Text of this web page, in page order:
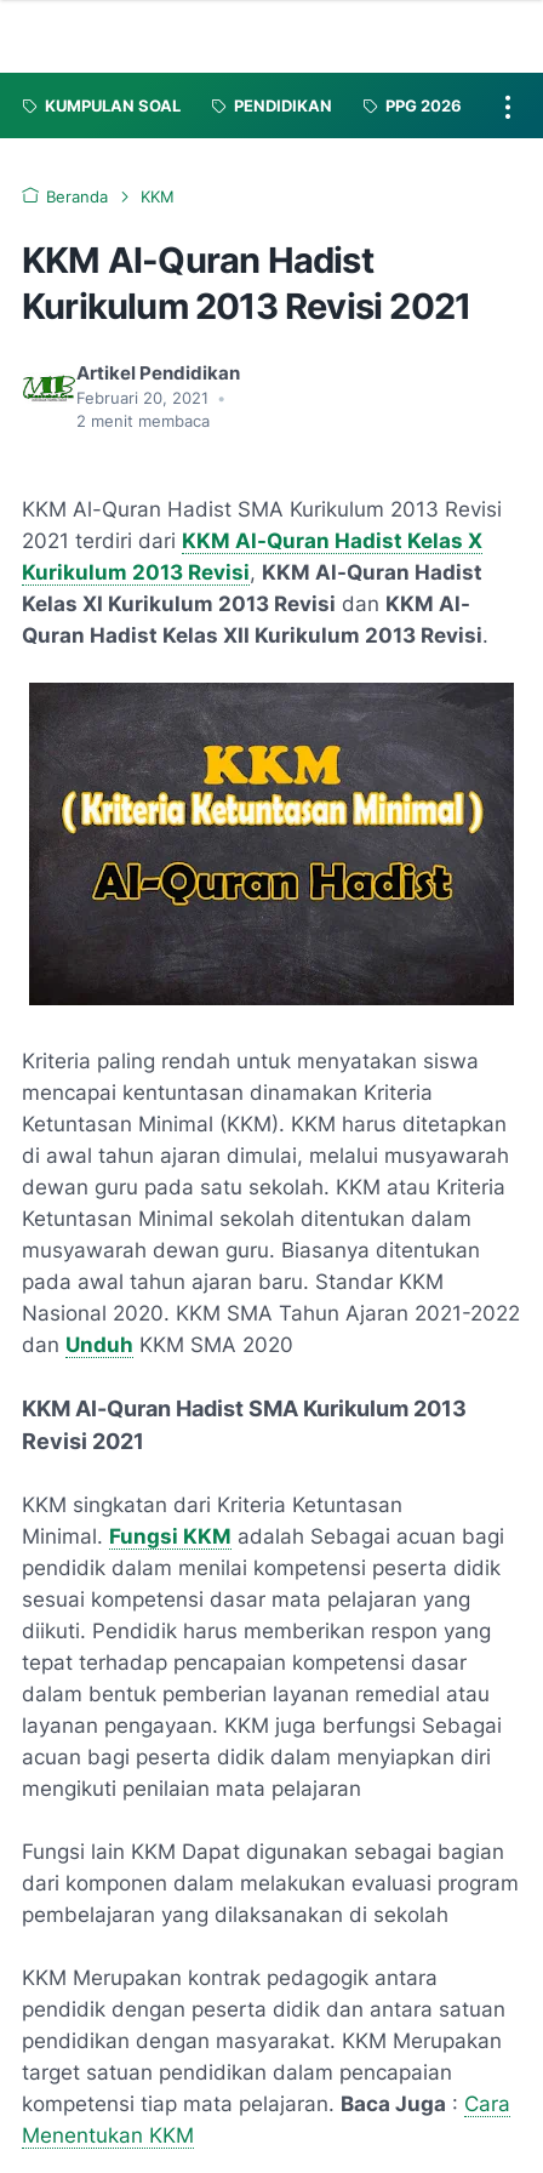
KUMPULAN SOAL PENDIDIKAN PPG 2026
Beranda KKM
KKM Al-Quran Hadist
Kurikulum 2013 Revisi 2021
Artikel Pendidikan
Februari 20, 2021
•
2 menit membaca
KKM Al-Quran Hadist SMA Kurikulum 2013 Revisi
2021 terdiri dari KKM Al-Quran Hadist Kelas X
Kurikulum 2013 Revisi, KKM Al-Quran Hadist
Kelas XI Kurikulum 2013 Revisi dan KKM Al-
Quran Hadist Kelas XII Kurikulum 2013 Revisi.
Kriteria paling rendah untuk menyatakan siswa
mencapai kentuntasan dinamakan Kriteria
Ketuntasan Minimal (KKM). KKM harus ditetapkan
di awal tahun ajaran dimulai, melalui musyawarah
dewan guru pada satu sekolah. KKM atau Kriteria
Ketuntasan Minimal sekolah ditentukan dalam
musyawarah dewan guru. Biasanya ditentukan
pada awal tahun ajaran baru. Standar KKM
Nasional 2020. KKM SMA Tahun Ajaran 2021-2022
dan Unduh KKM SMA 2020
KKM Al-Quran Hadist SMA Kurikulum 2013
Revisi 2021
KKM singkatan dari Kriteria Ketuntasan
Minimal. Fungsi KKM adalah Sebagai acuan bagi
pendidik dalam menilai kompetensi peserta didik
sesuai kompetensi dasar mata pelajaran yang
diikuti. Pendidik harus memberikan respon yang
tepat terhadap pencapaian kompetensi dasar
dalam bentuk pemberian layanan remedial atau
layanan pengayaan. KKM juga berfungsi Sebagai
acuan bagi peserta didik dalam menyiapkan diri
mengikuti penilaian mata pelajaran
Fungsi lain KKM Dapat digunakan sebagai bagian
dari komponen dalam melakukan evaluasi program
pembelajaran yang dilaksanakan di sekolah
KKM Merupakan kontrak pedagogik antara
pendidik dengan peserta didik dan antara satuan
pendidikan dengan masyarakat. KKM Merupakan
target satuan pendidikan dalam pencapaian
kompetensi tiap mata pelajaran. Baca Juga : Cara
Menentukan KKM